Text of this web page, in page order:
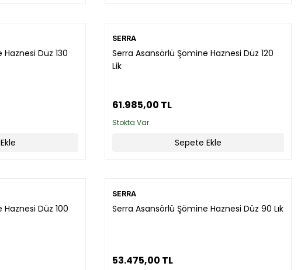
Düz 130
SERRA
Serra Asansörlü Şömine Haznesi Düz 120
Lik
61.985,00 TL
Stokta Var
Sepete Ekle
Düz 100
SERRA
Serra Asansörlü Şömine Haznesi Düz 90 Lık
53.475,00 TL